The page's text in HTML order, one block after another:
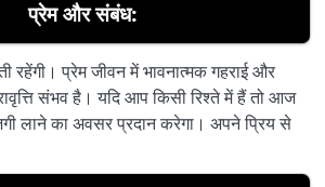
प्रेम और संबंध:
रहेंगी। प्रेम जीवन में भावनात्मक गहराई और
संभव है। यदि आप किसी रिश्ते में हैं तो आज
लाने का अवसर प्रदान करेगा। अपने प्रिय से